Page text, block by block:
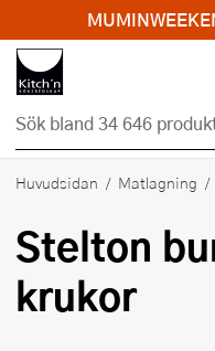
Hopp till huvudinnehållet
Huvudsidan Matlagning
Stelton
krukor